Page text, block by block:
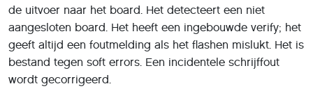
de uitvoer naar het board. Het detecteert een niet
aangesloten board. Het heeft een ingebouwde verify; het
geeft altijd een foutmelding als het flashen mislukt. Het is
bestand tegen soft errors. Een incidentele schrijffout
wordt gecorrigeerd.